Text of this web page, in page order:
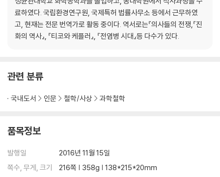
료하였다. 국립환경연구원, 국제특허 법률사무소 등에서 근무하였
고, 현재는 전문 번역가로 활동 중이다. 역서로는『의사들의 전쟁,『진
화의 역사』, 『티코와 케플러』, 『전염병 시대』등 다수가 있다.
관련 분류
국내도서 인문 철학/사상 과학철학
품목정보
발행일
2016년 11월 15일
쪽수, 무게, 크기
216쪽 | 358g | 138*215*20mm